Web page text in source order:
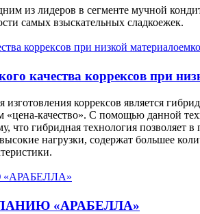
из лидеров в сегменте мучной
самых взыскательных сладкоежек.
качества коррексов при
коррексов является
«цена-качество». С помощью данной
что гибридная технология
нагрузки, содержат большее
«АРАБЕЛЛА»